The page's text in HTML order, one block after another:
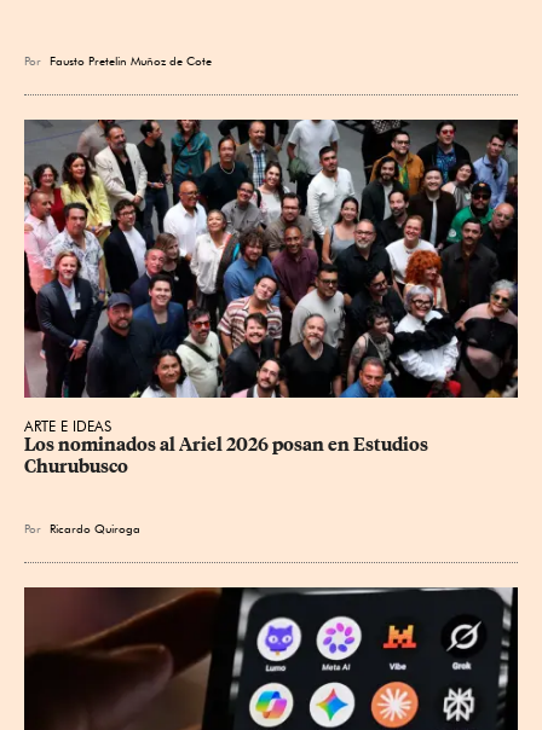
Por Fausto Pretelin Muñoz de Cote
ARTE E IDEAS
Los nominados al Ariel 2026 posan en Estudios
Churubusco
Por Ricardo Quiroga